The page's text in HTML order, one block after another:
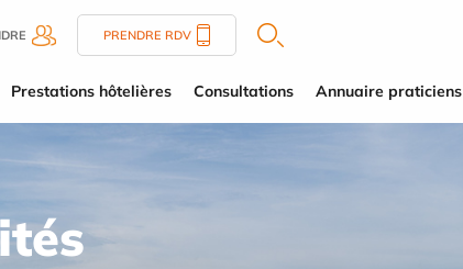
PRENDRE RDV
Prestations hôtelières Consultations Annuaire praticiens